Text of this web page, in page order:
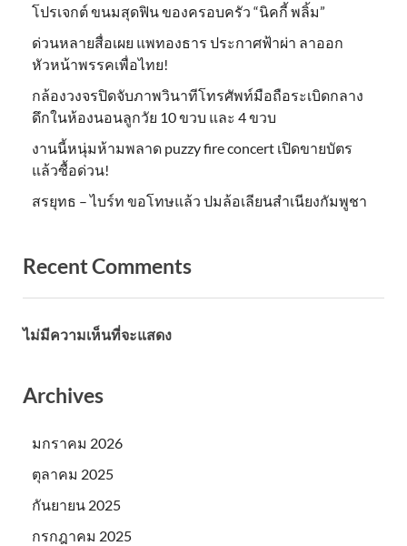
โปรเจกต์ ขนมสุดฟิน ของครอบครัว “นิคกี้ พลิ้ม”
ด่วนหลายสื่อเผย แพทองธาร ประกาศฟ้าผ่า ลาออก
หัวหน้าพรรคเพื่อไทย!
กล้องวงจรปิดจับภาพวินาทีโทรศัพท์มือถือระเบิดกลาง
ดึกในห้องนอนลูกวัย 10 ขวบ และ 4 ขวบ
งานนี้หนุ่มห้ามพลาด puzzy fire concert เปิดขายบัตร
แล้วซื้อด่วน!
สรยุทธ – ไบร์ท ขอโทษแล้ว ปมล้อเลียนสำเนียงกัมพูชา
Recent Comments
ไม่มีความเห็นที่จะแสดง
Archives
มกราคม 2026
ตุลาคม 2025
กันยายน 2025
กรกฎาคม 2025